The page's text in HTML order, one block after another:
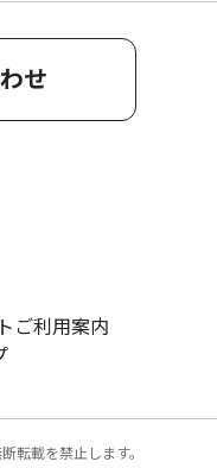
せ
ご利用案内
転載を禁止します。